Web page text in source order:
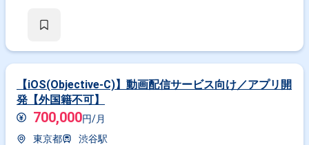
【iOS(Objective-C)】動画配信サービス向け／アプリ開
発【外国籍不可】
700,000円/月
東京都
渋谷駅